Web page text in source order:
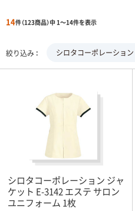
14件（123商品）中 1～14件を表示
絞り込み シロタコーポレーション
シロタコーポレーション ジャ
ケット E-3142 エステ サロン
ユニフォーム 1枚